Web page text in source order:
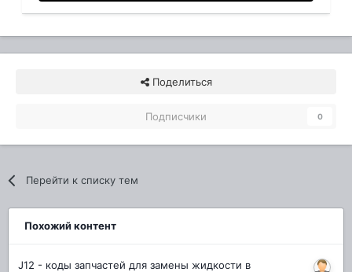
Поделиться
Подписчики 0
Перейти к списку тем
Похожий контент
J12 - коды запчастей для замены жидкости в